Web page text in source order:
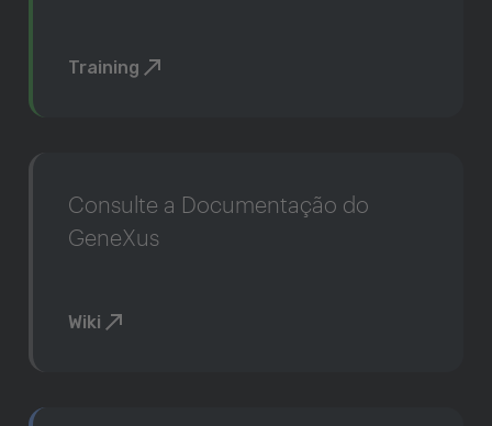
Training
Consulte a Documentação do
GeneXus
Wiki